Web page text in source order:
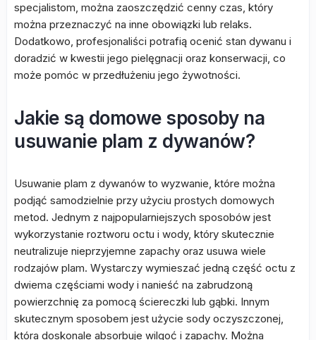
specjalistom, można zaoszczędzić cenny czas, który
można przeznaczyć na inne obowiązki lub relaks.
Dodatkowo, profesjonaliści potrafią ocenić stan dywanu i
doradzić w kwestii jego pielęgnacji oraz konserwacji, co
może pomóc w przedłużeniu jego żywotności.
Jakie są domowe sposoby na
usuwanie plam z dywanów?
Usuwanie plam z dywanów to wyzwanie, które można
podjąć samodzielnie przy użyciu prostych domowych
metod. Jednym z najpopularniejszych sposobów jest
wykorzystanie roztworu octu i wody, który skutecznie
neutralizuje nieprzyjemne zapachy oraz usuwa wiele
rodzajów plam. Wystarczy wymieszać jedną część octu z
dwiema częściami wody i nanieść na zabrudzoną
powierzchnię za pomocą ściereczki lub gąbki. Innym
skutecznym sposobem jest użycie sody oczyszczonej,
która doskonale absorbuje wilgoć i zapachy. Można